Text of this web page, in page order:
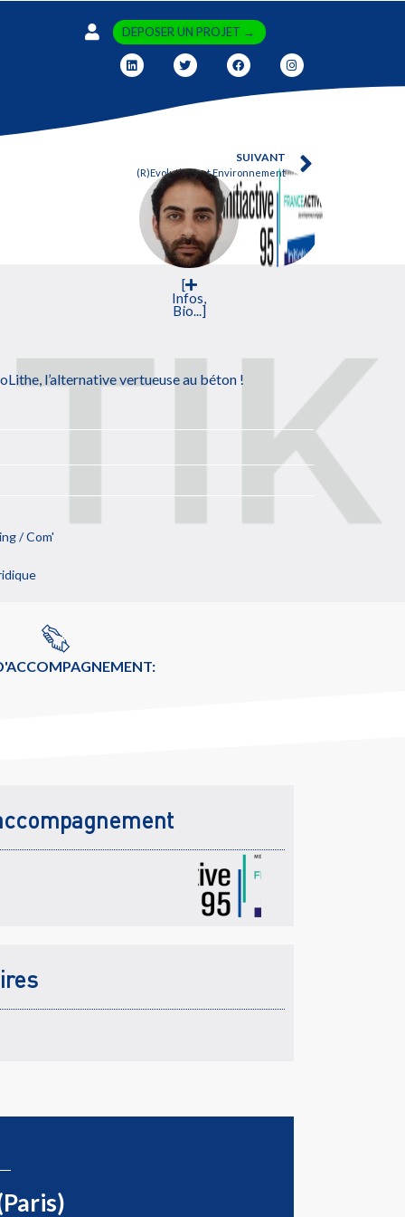
DEPOSER UN PROJET →
SUIVANT
(R)Evolutions et Environnement
[
Infos,
Bio...]
l’alternative vertueuse au béton !
/ Com'